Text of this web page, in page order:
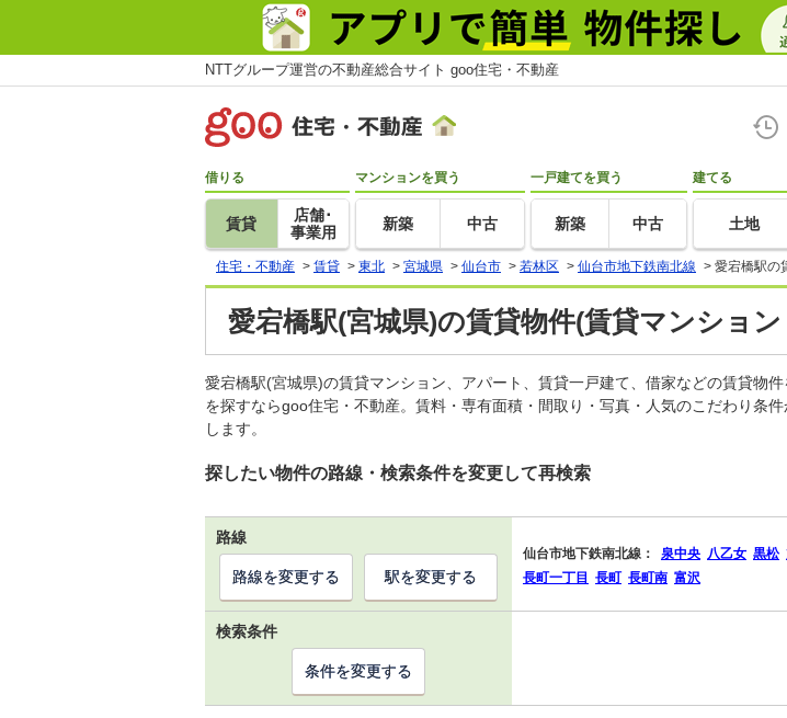
NTTグループ運営の不動産総合サイト goo住宅・不動産
借りる
賃貸
店舗･
事業用
マンションを買う
新築 中古
一戸建てを買う
新築 中古
建てる
土地
住宅・不動産 > 賃貸 > 東北 > 宮城県 > 仙台市 > 若林区 > 仙台市地下鉄南北線 > 愛宕橋駅の
愛宕橋駅(宮城県)の賃貸物件(賃貸マンショ
愛宕橋駅(宮城県)の賃貸マンション、アパート、賃貸一戸建て、借家などの賃貸物
を探すならgoo住宅・不動産。賃料・専有面積・間取り・写真・人気のこだわり条
します。
探したい物件の路線・検索条件を変更して再検索
路線
仙台市地下鉄南北線： 泉中央 八乙女 黒松
長町一丁目
長町 長町南 富沢
路線を変更する 駅を変更する
検索条件
条件を変更する